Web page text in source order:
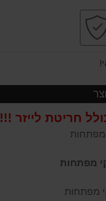
חריטת לייזר !!!